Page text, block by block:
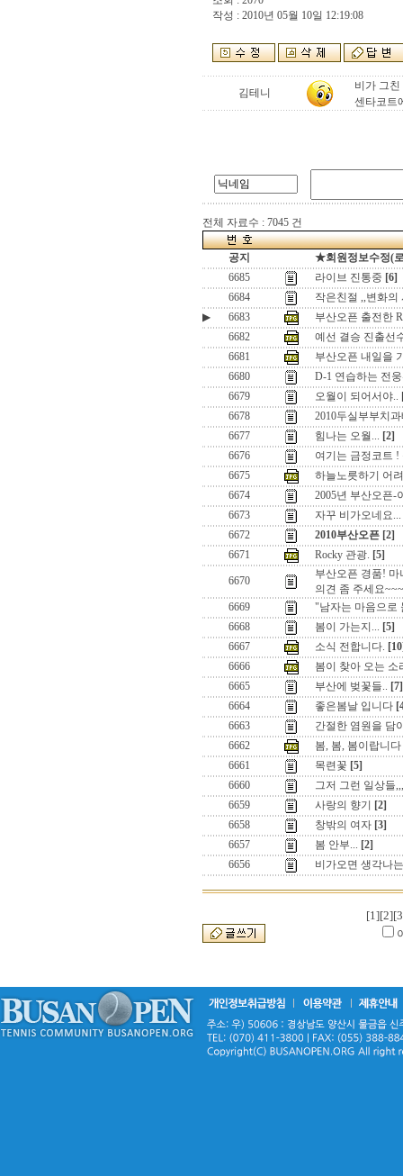
작성 : 2010년 05월 10일 12:19:08
김테니
비가 그
센타코트
전체 자료수 : 7045 건
공지
★회원정보수정(
6685
라이브 진통중 [6]
6684
작은친절 ,,변화의
▶
6683
부산오픈 출전한
6682
예선 결승 진출선
6681
부산오픈 내일을
6680
D-1 연습하는 전
6679
오월이 되어서야..
6678
2010두실부부치
6677
힘나는 오월... [2]
6676
여기는 금정코트
6675
하늘노릇하기 어
6674
2005년 부산오픈-
6673
자꾸 비가오네요...
6672
2010부산오픈 [2]
6671
Rocky 관광. [5]
6670
부산오픈 경품! 마
의견 좀 주세요~~~
6669
"남자는 마음으로
6668
봄이 가는지... [5]
6667
소식 전합니다.
6666
봄이 찾아 오는 소
6665
부산에 벚꽃들.. [7]
6664
좋은봄날 입니다
6663
간절한 염원을 담
6662
봄, 봄, 봄이랍니다
6661
목련꽃 [5]
6660
그저 그런 일상들,,,
6659
사랑의 향기
[2]
6658
창밖의 여자 [3]
6657
봄 안부... [2]
6656
비가오면 생각나
[1][2]